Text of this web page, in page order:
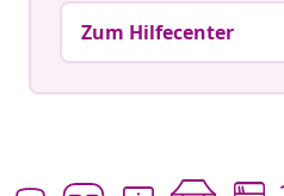
Zum Hilfecenter